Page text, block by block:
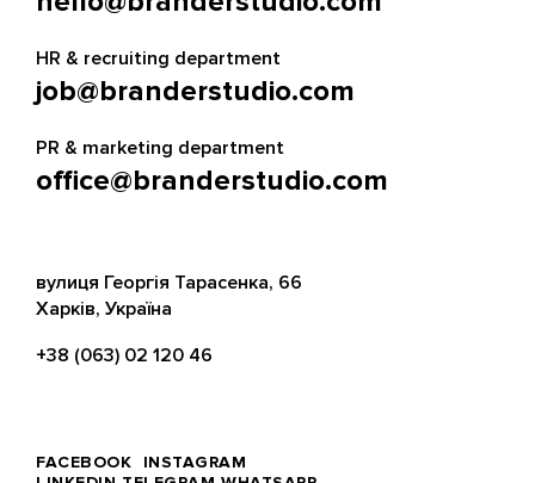
HR & recruiting department
job@branderstudio.com
PR & marketing department
office@branderstudio.com
вулиця Георгія Тарасенка, 66
Харків, Україна
+38 (063) 02 120 46
FACEBOOK
INSTAGRAM